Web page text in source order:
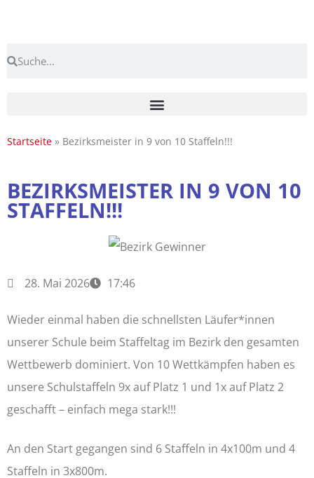
Startseite » Bezirksmeister in 9 von 10 Staffeln!!!
BEZIRKSMEISTER IN 9 VON 10
STAFFELN!!!
28. Mai 2026 17:46
Wieder einmal haben die schnellsten Läufer*innen
unserer Schule beim Staffeltag im Bezirk den gesamten
Wettbewerb dominiert. Von 10 Wettkämpfen haben es
unsere Schulstaffeln 9x auf Platz 1 und 1x auf Platz 2
geschafft – einfach mega stark!!!
An den Start gegangen sind 6 Staffeln in 4x100m und 4
Staffeln in 3x800m.